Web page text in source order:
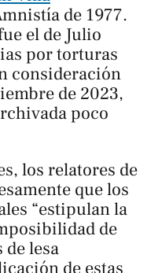
de 1977.
el de Julio
por torturas
consideración
de 2023,
poco
, los relatores de
que los
“estipulan la
de
lesa
de estas